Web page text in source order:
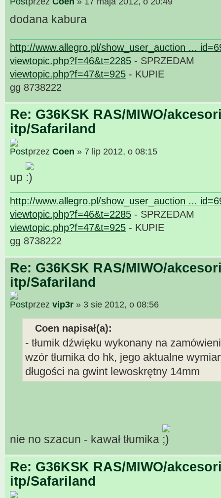
dodana kabura
http://www.allegro.pl/show_user_auction ...
viewtopic.php?f=46&t=2285 - SPRZEDAM
viewtopic.php?f=47&t=925 - KUPIE
gg 8738222
Re: G36KSK RAS/MIWO/
itp/Safariland
przez Coen » 7 lip 2012, o 08:15
up
http://www.allegro.pl/show_user_auction ...
viewtopic.php?f=46&t=2285 - SPRZEDAM
viewtopic.php?f=47&t=925 - KUPIE
gg 8738222
Re: G36KSK RAS/MIWO/
itp/Safariland
przez vip3r » 3 sie 2012, o 08:56
Coen napisał(a):
- tłumik dźwięku wykonany na
wzór tłumika do hk, jego aktualne
długości na gwint lewoskrętny 14mm
nie no szacun - kawał tłumika
Re: G36KSK RAS/MIWO/
itp/Safariland